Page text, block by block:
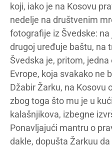
koji, iako je na Kosovu
nedelje na društvenim
fotografije iz Švedske:
drugoj uređuje baštu, na
Švedska je, pritom,
Evrope, koja svakako ne
Džabir Žarku, na Kosovu
zbog toga što mu je u
kalašnjikova, izbegne
Ponavljajući mantru o
dakle, dopušta Žarkuu